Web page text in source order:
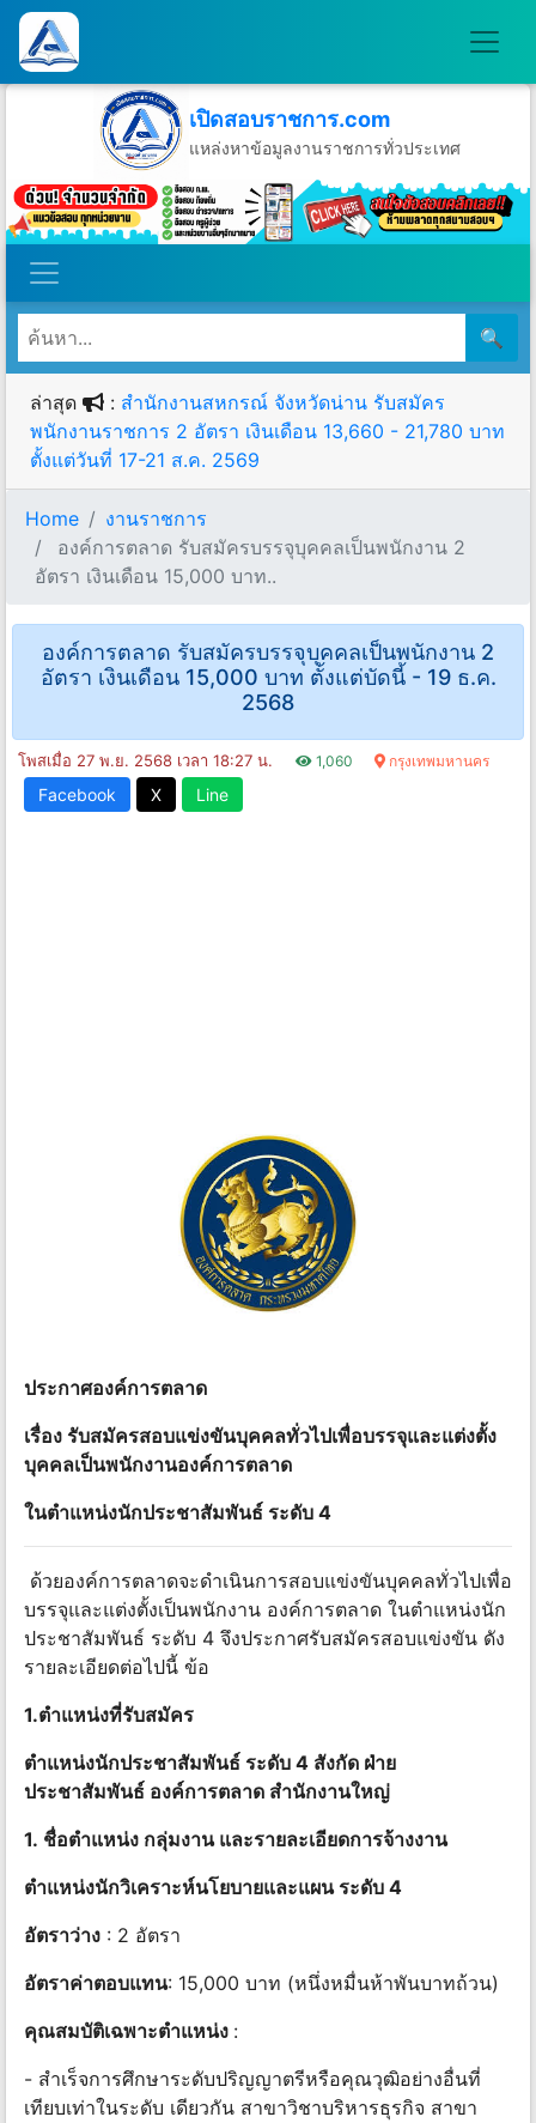
เปิดสอบราชการ.com
แหล่งหาข้อมูลงานราชการทั่วประเทศ
วันศุกร์ที่ 7 เดือนสิงหาคม พ.ศ.2569
🔍
ล่าสุด : สำนักงานสหกรณ์ จังหวัดน่าน รับสมัคร
พนักงานราชการ 2 อัตรา เงินเดือน 13,660 - 21,780 บาท
ตั้งแต่วันที่ 17-21 ส.ค. 2569
Home
งานราชการ
องค์การตลาด รับสมัครบรรจุบุคคลเป็นพนักงาน 2
อัตรา เงินเดือน 15,000 บาท..
องค์การตลาด รับสมัครบรรจุบุคคลเป็นพนักงาน 2
อัตรา เงินเดือน 15,000 บาท ตั้งแต่บัดนี้ - 19 ธ.ค.
2568
โพสเมื่อ 27 พ.ย. 2568 เวลา 18:27 น. 1,060 กรุงเทพมหานคร
Facebook X Line
ประกาศองค์การตลาด
เรื่อง รับสมัครสอบแข่งขันบุคคลทั่วไปเพื่อบรรจุและแต่งตั้ง
บุคคลเป็นพนักงานองค์การตลาด
ในตำแหน่งนักประชาสัมพันธ์ ระดับ 4
ด้วยองค์การตลาดจะดำเนินการสอบแข่งขันบุคคลทั่วไปเพื่อ
บรรจุและแต่งตั้งเป็นพนักงาน องค์การตลาด ในตำแหน่งนัก
ประชาสัมพันธ์ ระดับ 4 จึงประกาศรับสมัครสอบแข่งขัน ดัง
รายละเอียดต่อไปนี้ ข้อ
1.ตำแหน่งที่รับสมัคร
ตำแหน่งนักประชาสัมพันธ์ ระดับ 4 สังกัด ฝ่าย
ประชาสัมพันธ์ องค์การตลาด สำนักงานใหญ่
1. ชื่อตําแหน่ง กลุ่มงาน และรายละเอียดการจ้างงาน
ตําแหน่งนักวิเคราะห์นโยบายและแผน ระดับ 4
อัตราว่าง : 2 อัตรา
อัตราค่าตอบแทน: 15,000 บาท (หนึ่งหมื่นห้าพันบาทถ้วน)
คุณสมบัติเฉพาะตำแหน่ง :
- สำเร็จการศึกษาระดับปริญญาตรีหรือคุณวุฒิอย่างอื่นที่
เทียบเท่าในระดับ เดียวกัน สาขาวิชาบริหารธุรกิจ สาขา